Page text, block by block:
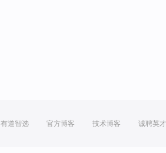
有道智选 官方博客 技术博客 诚聘英才